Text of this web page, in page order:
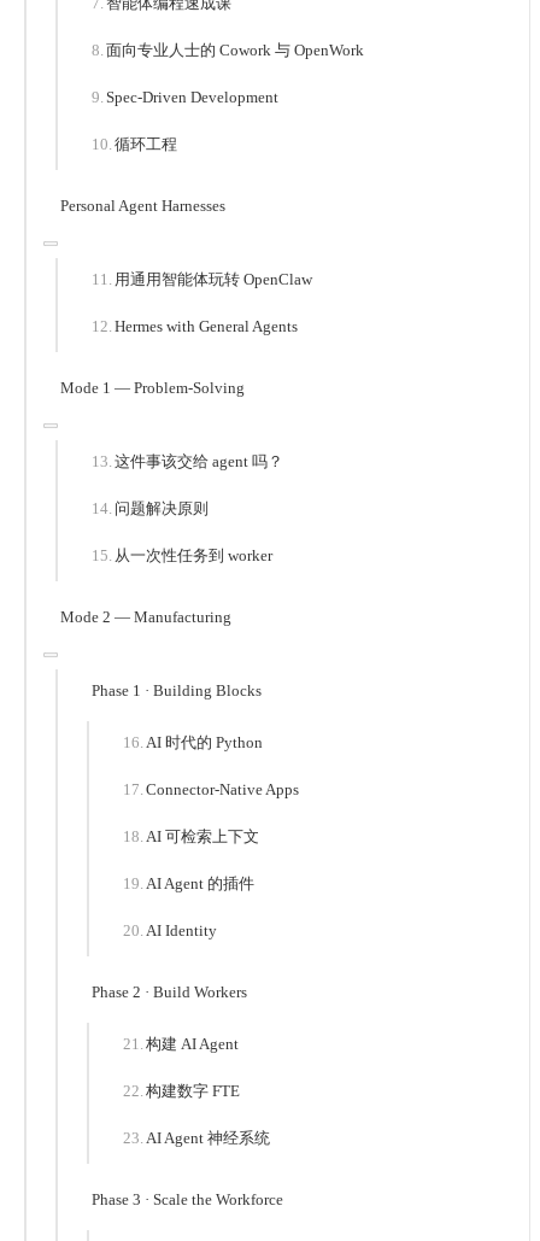
面向专业人士的 Cowork 与 OpenWork
Spec-Driven Development
循环工程
Personal Agent Harnesses
用通用智能体玩转 OpenClaw
Hermes with General Agents
Mode 1 — Problem-Solving
这件事该交给 agent 吗？
问题解决原则
从一次性任务到 worker
Mode 2 — Manufacturing
Phase 1 · Building Blocks
AI 时代的 Python
Connector-Native Apps
AI 可检索上下文
AI Agent 的插件
AI Identity
Phase 2 · Build Workers
构建 AI Agent
构建数字 FTE
AI Agent 神经系统
Phase 3 · Scale the Workforce